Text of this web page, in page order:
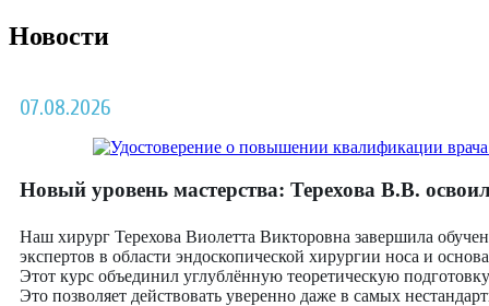
Новости
07.08.2026
Новый уровень мастерства: Терехова В.В.
Наш хирург Терехова Виолетта Викторовна завершила
экспертов в области эндоскопической хирургии носа и
Этот курс объединил углублённую теоретическую
Это позволяет действовать уверенно даже в самых